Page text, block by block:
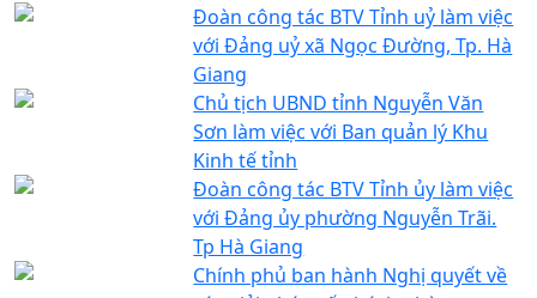
Đoàn công tác BTV Tỉnh uỷ làm việc
với Đảng uỷ xã Ngọc Đường, Tp. Hà
Giang
Chủ tịch UBND tỉnh Nguyễn Văn
Sơn làm việc với Ban quản lý Khu
Kinh tế tỉnh
Đoàn công tác BTV Tỉnh ủy làm việc
với Đảng ủy phường Nguyễn Trãi.
Tp Hà Giang
Chính phủ ban hành Nghị quyết về